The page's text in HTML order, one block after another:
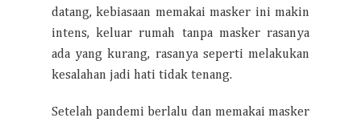
datang, kebiasaan memakai masker ini makin
intens, keluar rumah tanpa masker rasanya
ada yang kurang, rasanya seperti melakukan
kesalahan jadi hati tidak tenang.
Setelah pandemi berlalu dan memakai masker